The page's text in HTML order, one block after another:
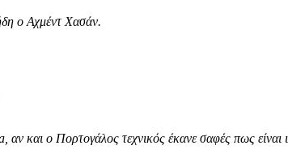
ο Αχμέντ Χασάν.
και ο Πορτογάλος τεχνικός έκανε σαφές πως είναι